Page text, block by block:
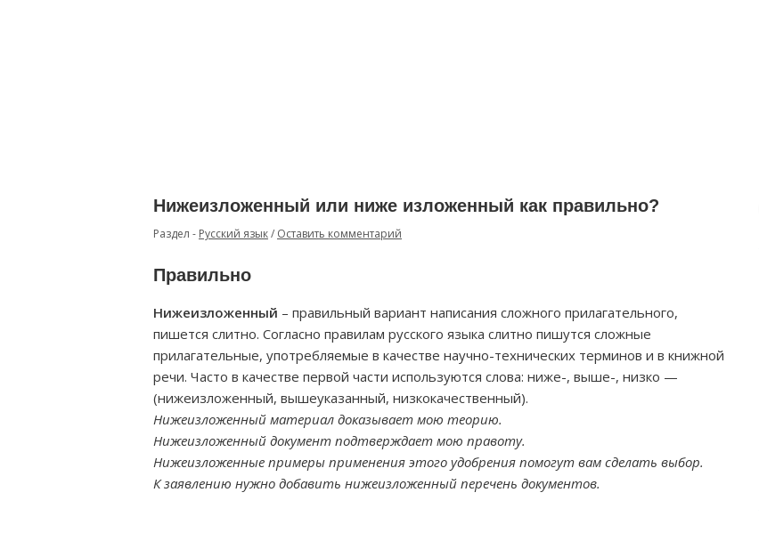
Нижеизложенный или ниже изложенный как правильно?
Раздел - Русский язык/ Оставить комментарий
Правильно
Нижеизложенный – правильный вариант написания сложного прилагательного,
пишется слитно. Согласно правилам русского языка слитно пишутся сложные
прилагательные, употребляемые в качестве научно-технических терминов и в книжной
речи. Часто в качестве первой части используются слова: ниже-, выше-, низко —
(нижеизложенный, вышеуказанный, низкокачественный).
Нижеизложенный материал доказывает мою теорию.
Нижеизложенный документ подтверждает мою правоту.
Нижеизложенные примеры применения этого удобрения помогут вам сделать выбор.
К заявлению нужно добавить нижеизложенный перечень документов.